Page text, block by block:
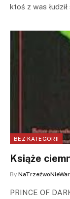
ktoś z was
BEZ KATEGORII
Książe
By
PRINCE OF